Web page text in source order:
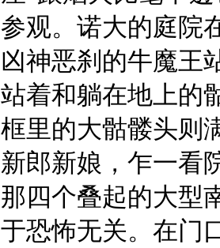
参观。诺大的庭院
凶神恶刹的牛魔王
站着和躺在地上的
框里的大骷髅头则
新郎新娘，乍一看
那四个叠起的大型
于恐怖无关。在门